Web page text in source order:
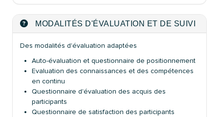
MODALITÉS D'ÉVALUATION ET DE SUIVI
Des modalités d'évaluation adaptées
Auto-évaluation et questionnaire de positionnement
Evaluation des connaissances et des compétences
en continu
Questionnaire d'évaluation des acquis des
participants
Questionnaire de satisfaction des participants